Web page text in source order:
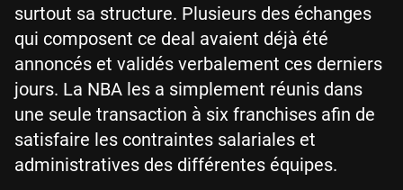
surtout sa structure. Plusieurs des échanges
qui composent ce deal avaient déjà été
annoncés et validés verbalement ces derniers
jours. La NBA les a simplement réunis dans
une seule transaction à six franchises afin de
satisfaire les contraintes salariales et
administratives des différentes équipes.